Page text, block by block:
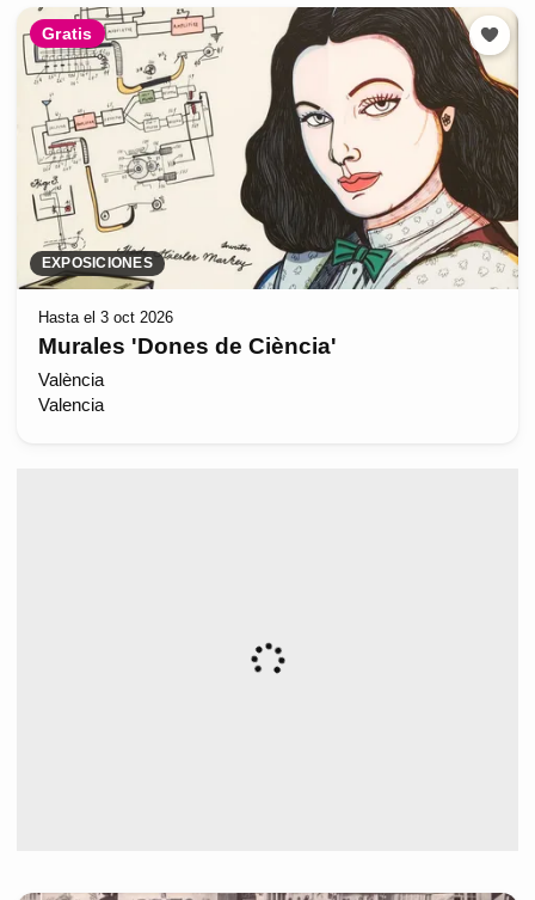
Gratis
EXPOSICIONES
Hasta el 3 oct 2026
Murales 'Dones de Ciència'
València
Valencia